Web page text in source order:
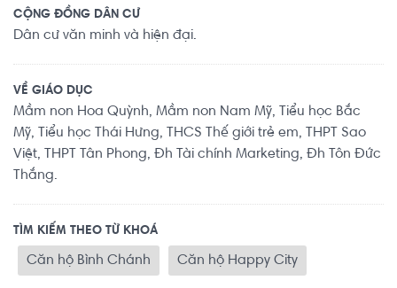
CỘNG ĐỒNG DÂN CƯ
Dân cư văn minh và hiện đại.
VỀ GIÁO DỤC
Mầm non Hoa Quỳnh, Mầm non Nam Mỹ, Tiểu học Bắc
Mỹ, Tiểu học Thái Hưng, THCS Thế giới trẻ em, THPT Sao
Việt, THPT Tân Phong, Đh Tài chính Marketing, Đh Tôn Đức
Thắng.
TÌM KIẾM THEO TỪ KHOÁ
Căn hộ Bình Chánh Căn hộ Happy City